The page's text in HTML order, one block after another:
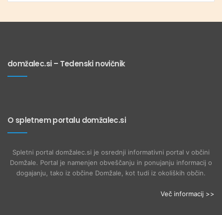
domžalec.si – Tedenski novičnik
O spletnem portalu domžalec.si
Spletni portal domžalec.si je osrednji informativni portal v občini
Domžale. Portal je namenjen obveščanju in ponujanju informacij o
dogajanju, tako iz občine Domžale, kot tudi iz okoliških občin.
Več informacij >>